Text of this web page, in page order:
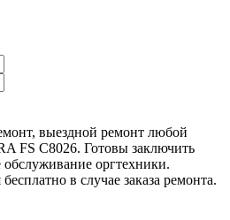
выездной ремонт любой
FS C8026. Готовы заключить
обслуживание оргтехники.
в случае заказа ремонта.